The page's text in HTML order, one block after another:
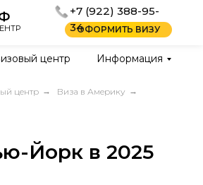
ОФОРМИТЬ ВИЗУ
+7 (922) 388-95-
34
центр Информация
центр → Виза в Америку →
Йорк в 2025